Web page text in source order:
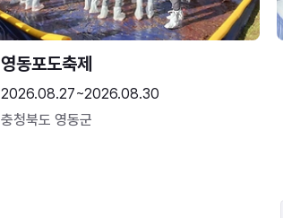
영동포도축제
2026.08.27~2026.08.30
충청북도 영동군